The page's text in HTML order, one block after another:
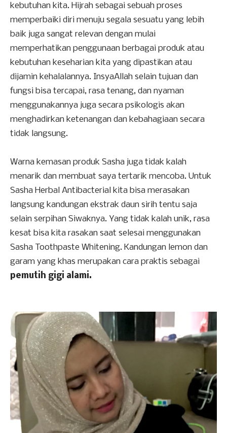
kebutuhan kita. Hijrah sebagai sebuah proses
memperbaiki diri menuju segala sesuatu yang lebih
baik juga sangat relevan dengan mulai
memperhatikan penggunaan berbagai produk atau
kebutuhan keseharian kita yang dipastikan atau
dijamin kehalalannya. InsyaAllah selain tujuan dan
fungsi bisa tercapai, rasa tenang, dan nyaman
menggunakannya juga secara psikologis akan
menghadirkan ketenangan dan kebahagiaan secara
tidak langsung.
Warna kemasan produk Sasha juga tidak kalah
menarik dan membuat saya tertarik mencoba. Untuk
Sasha Herbal Antibacterial kita bisa merasakan
langsung kandungan ekstrak daun sirih tentu saja
selain serpihan Siwaknya. Yang tidak kalah unik, rasa
kesat bisa kita rasakan saat selesai menggunakan
Sasha Toothpaste Whitening. Kandungan lemon dan
garam yang khas merupakan cara praktis sebagai
pemutih gigi alami.